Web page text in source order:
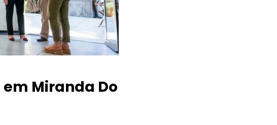
em Miranda Do